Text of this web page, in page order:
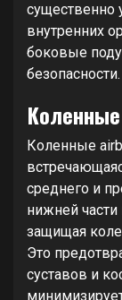
существенно
внутренних
боковые
безопасности.
Коленные
среднего и
нижней
защищая
Это
суставов и